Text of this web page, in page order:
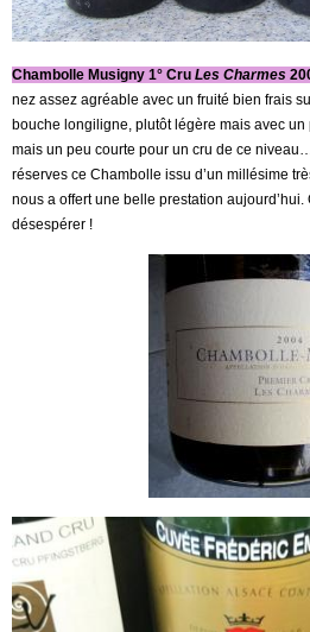
Chambolle Musigny 1° Cru Les Charmes
nez assez agréable avec un fruité bien frais
bouche longiligne, plutôt légère mais avec
mais un peu courte pour un cru de ce
réserves ce Chambolle issu d’un millésime
nous a offert une belle prestation
désespérer !